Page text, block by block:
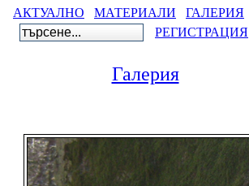
АКТУАЛНО МАТЕРИАЛИ ГАЛЕРИЯ
РЕГИСТРАЦИЯ
Галерия